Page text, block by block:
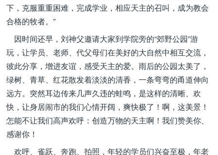
下，克服重重困难，完成学业，相应天主的召叫，成为教会
合格的牧者。”
因时间还早，刘神父邀请大家到学院旁的“郊野公园”游
玩，让学员、老师、代父母们在美好的大自然中相互交流，
彼此分享，增进友谊，感受天主的爱。雨后的公园太美了，
绿树、青草、红花散发着淡淡的清香，一条弯弯的甬道伸向
远方。突然耳边传来几声久违的蛙鸣，是这样的清晰、欢
快，让身居闹市的我们心情开阔，爽快极了！啊，这美景！
怎能不让我们高声欢呼：创造万物的天主啊！我们赞美你、
感谢你！
欢呼、雀跃、奔跑、拍照，年轻的学员们兴奋至极，年老